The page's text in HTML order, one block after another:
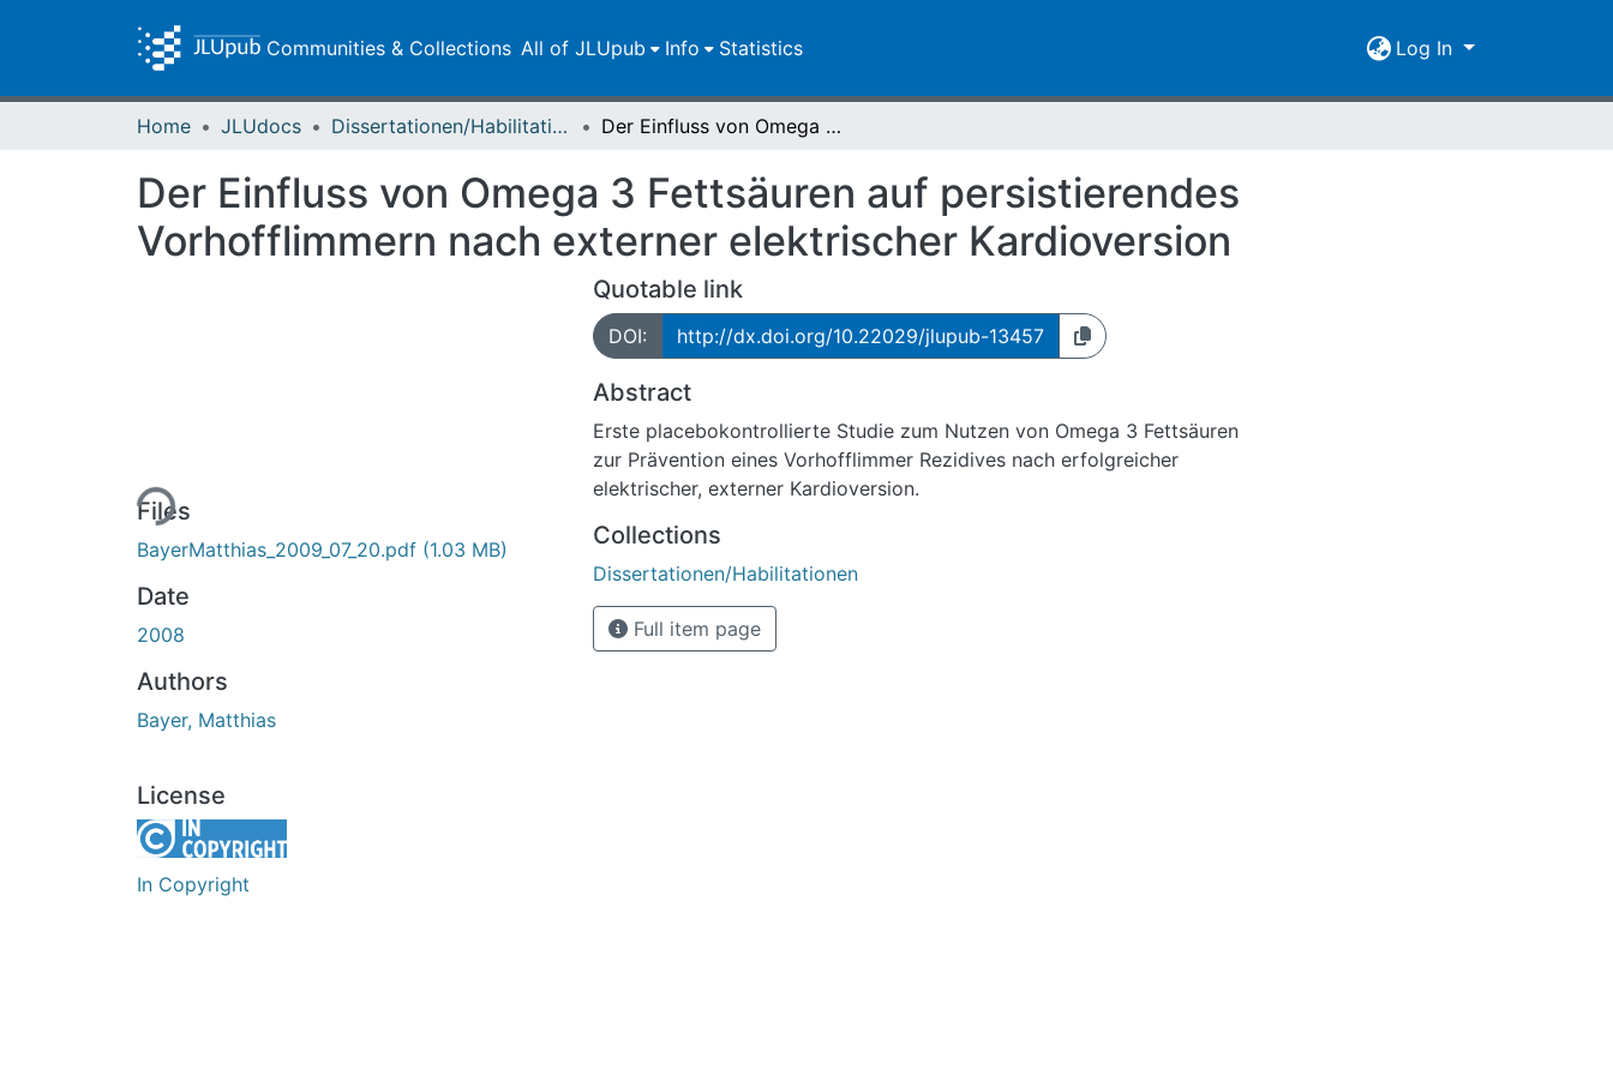
Communities & Collections All of JLUpub Info Statistics Log In
Home JLUdocs Dissertationen/Habilitationen Der Einfluss von Omega 3 Fettsäuren auf persistierendes Vorhofflimmern nach externer elektrischer Kardioversion
Der Einfluss von Omega 3 Fettsäuren auf persistierendes
Vorhofflimmern nach externer elektrischer Kardioversion
Loading...
Files
BayerMatthias_2009_07_20.pdf (1.03 MB)
Date
2008
Authors
Bayer, Matthias
License
In Copyright
Quotable link
DOI: http://dx.doi.org/10.22029/jlupub-13457
Abstract
Erste placebokontrollierte Studie zum Nutzen von Omega 3 Fettsäuren
zur Prävention eines Vorhofflimmer Rezidives nach erfolgreicher
elektrischer, externer Kardioversion.
Collections
Dissertationen/Habilitationen
Full item page